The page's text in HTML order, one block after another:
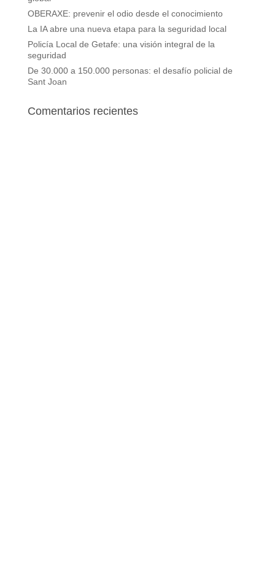
OBERAXE: prevenir el odio desde el conocimiento
La IA abre una nueva etapa para la seguridad local
Policía Local de Getafe: una visión integral de la
seguridad
De 30.000 a 150.000 personas: el desafío policial de
Sant Joan
Comentarios recientes